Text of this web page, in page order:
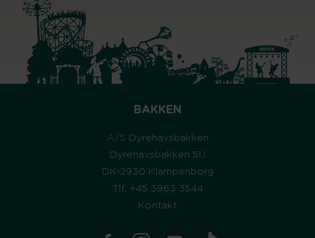
BAKKEN
A/S Dyrehavsbakken
Dyrehavsbakken 51.1
DK-2930 Klampenborg
Tlf. +45 3963 3544
Kontakt